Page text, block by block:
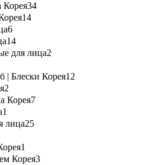
Корея34
14
6
14
для лица2
| Блески Корея12
2
Корея7
1
лица25
1
Корея3